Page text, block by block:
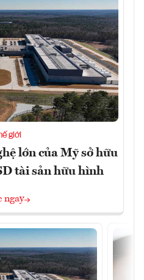
giới
lớn của Mỹ sở hữu
tài sản hữu hình
ngay